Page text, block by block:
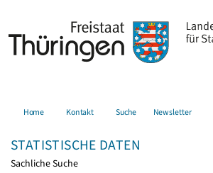
Home Kontakt Suche Newsletter
STATISTISCHE DATEN
Sachliche Suche